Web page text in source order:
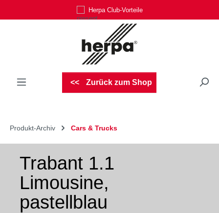
Zum Hauptinhalt springenHerpa Club-Vorteile
Zurück zum Shop
Produkt-Archiv Cars & Trucks
Trabant 1.1
Limousine,
pastellblau